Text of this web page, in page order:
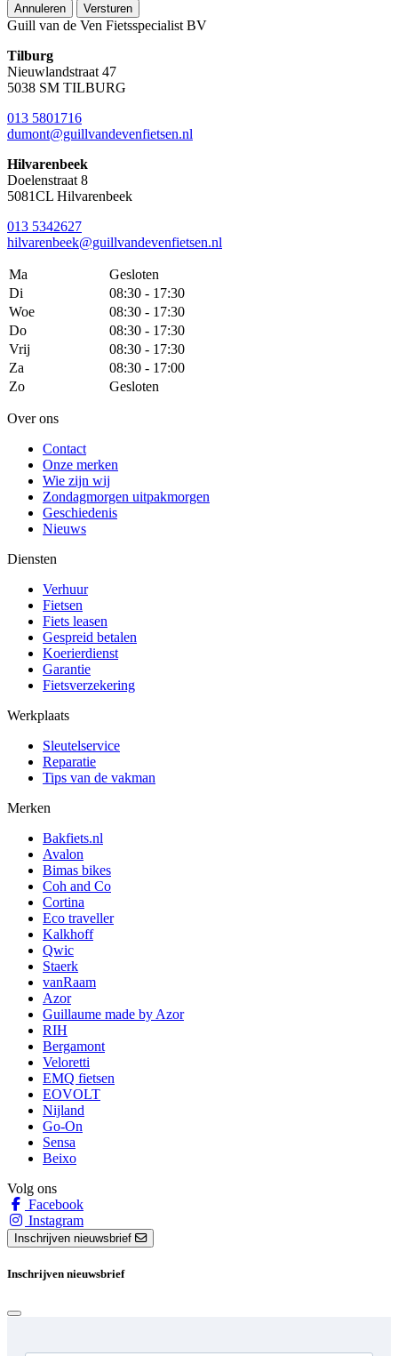
Annuleren Versturen
Guill van de Ven Fietsspecialist BV
Tilburg
Nieuwlandstraat 47
5038 SM TILBURG
013 5801716
dumont@guillvandevenfietsen.nl
Hilvarenbeek
Doelenstraat 8
5081CL Hilvarenbeek
013 5342627
hilvarenbeek@guillvandevenfietsen.nl
Ma
Gesloten
Di
08:30 - 17:30
Woe
08:30 - 17:30
Do
08:30 - 17:30
Vrij
08:30 - 17:30
Za
08:30 - 17:00
Zo
Gesloten
Over ons
Contact
Onze merken
Wie zijn wij
Zondagmorgen uitpakmorgen
Geschiedenis
Nieuws
Diensten
Verhuur
Fietsen
Fiets leasen
Gespreid betalen
Koerierdienst
Garantie
Fietsverzekering
Werkplaats
Sleutelservice
Reparatie
Tips van de vakman
Merken
Bakfiets.nl
Avalon
Bimas bikes
Coh and Co
Cortina
Eco traveller
Kalkhoff
Qwic
Staerk
vanRaam
Azor
Guillaume made by Azor
RIH
Bergamont
Veloretti
EMQ fietsen
EOVOLT
Nijland
Go-On
Sensa
Beixo
Volg ons
Facebook
Instagram
Inschrijven nieuwsbrief
Inschrijven nieuwsbrief